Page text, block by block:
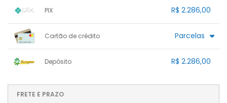
PIX R$ 2.286,00
.
Cartão de crédito Parcelas
....
Depósito R$ 2.286,00
...
...
FRETE E PRAZO